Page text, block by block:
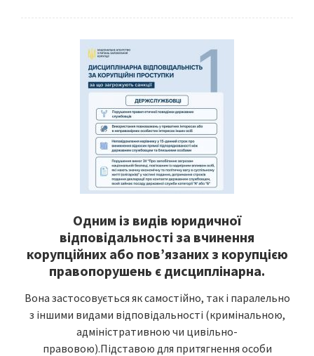
Одним із видів юридичної
відповідальності за вчинення
корупційних або пов’язаних з корупцією
правопорушень є дисциплінарна.
Вона застосовується як самостійно, так і паралельно
з іншими видами відповідальності (кримінальною,
адміністративною чи цивільно-
правовою).Підставою для притягнення особи